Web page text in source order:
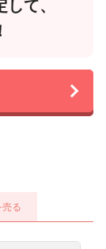
て、
る